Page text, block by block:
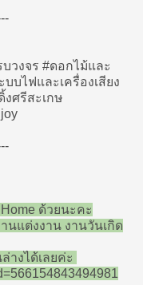
วงจร ‪#‎ดอกไม้และ
บไฟและเครื่องเสียง‬
ศรีสะเกษ‬
ด้วยนะคะ
นแต่งงาน งานวันเกิด
างได้เลยค่ะ